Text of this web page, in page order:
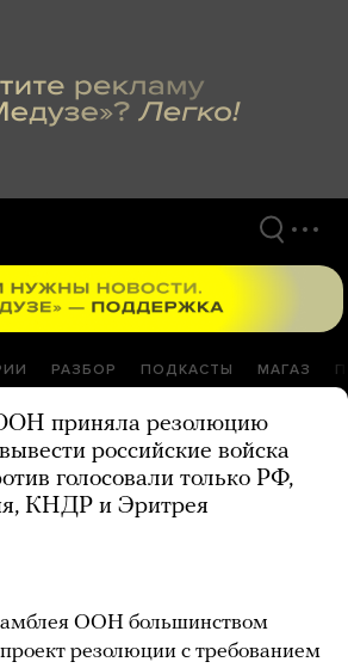
РАЗБОР ПОДКАСТЫ МАГАЗ
приняла резолюцию
российские войска
голосовали только РФ,
КНДР и Эритрея
ООН большинством
резолюции с требованием